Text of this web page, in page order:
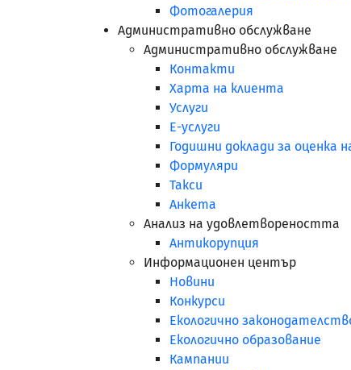
Фотогалерия
Административно обслужване
Административно обслужване
Контакти
Харта на клиента
Услуги
Е-услуги
Годишни доклади за оценка
Формуляри
Такси
Анкета
Анализ на удовлетвореността
Антикорупция
Информационен център
Новини
Конкурси
Екологично
Екологично образование
Кампании